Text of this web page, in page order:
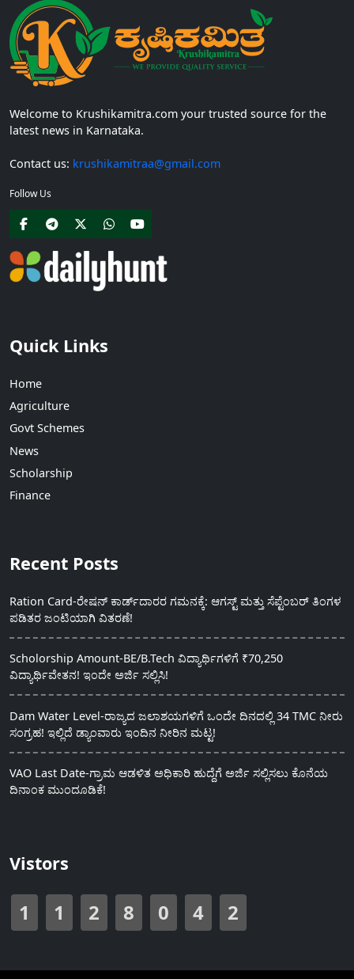
Welcome to Krushikamitra.com your trusted source for the
latest news in Karnataka.
Contact us: krushikamitraa@gmail.com
Follow Us
Quick Links
Home
Agriculture
Govt Schemes
News
Scholarship
Finance
Recent Posts
Ration Card-ರೇಷನ್ ಕಾರ್ಡ್‍ದಾರರ ಗಮನಕ್ಕೆ: ಆಗಸ್ಟ್ ಮತ್ತು ಸೆಪ್ಟೆಂಬರ್ ತಿಂಗಳ
ಪಡಿತರ ಜಂಟಿಯಾಗಿ ವಿತರಣೆ!
Scholorship Amount-BE/B.Tech ವಿದ್ಯಾರ್ಥಿಗಳಿಗೆ ₹70,250
ವಿದ್ಯಾರ್ಥಿವೇತನ! ಇಂದೇ ಅರ್ಜಿ ಸಲ್ಲಿಸಿ!
Dam Water Level-ರಾಜ್ಯದ ಜಲಾಶಯಗಳಿಗೆ ಒಂದೇ ದಿನದಲ್ಲಿ 34 TMC ನೀರು
ಸಂಗ್ರಹ! ಇಲ್ಲಿದೆ ಡ್ಯಾಂವಾರು ಇಂದಿನ ನೀರಿನ ಮಟ್ಟ!
VAO Last Date-ಗ್ರಾಮ ಆಡಳಿತ ಅಧಿಕಾರಿ ಹುದ್ದೆಗೆ ಅರ್ಜಿ ಸಲ್ಲಿಸಲು ಕೊನೆಯ
ದಿನಾಂಕ ಮುಂದೂಡಿಕೆ!
Vistors
1 1 2 8 0 4 2